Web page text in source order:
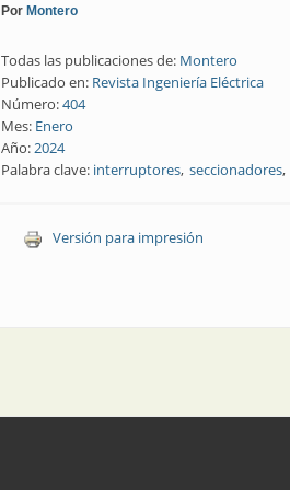
Por Montero
Todas las publicaciones de: Montero
Publicado en: Revista Ingeniería Eléctrica
Número:404
Mes: Enero
Año:2024
Palabra clave: interruptores seccionadores
Versión para impresión